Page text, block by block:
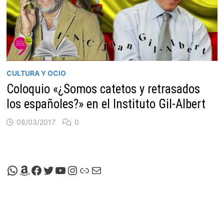
CULTURA Y OCIO
Coloquio «¿Somos catetos y retrasados
los españoles?» en el Instituto Gil-Albert
08/03/2017 0
Canal de Whatsapp de Viscalacant
Comprar en Amazon
Facebook de Viscalacant
Twitter de Viscalacant
Canal de Youtube de Viscalacant
Instagram de Viscalacant
Viscalacant en Polkaverse
Correo electrónico